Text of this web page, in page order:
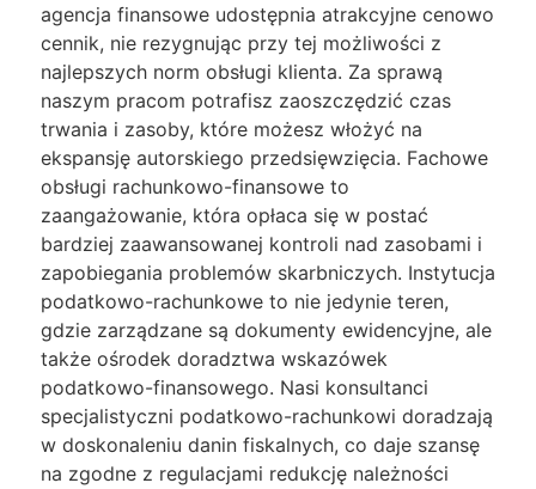
agencja finansowe udostępnia atrakcyjne cenowo
cennik, nie rezygnując przy tej możliwości z
najlepszych norm obsługi klienta. Za sprawą
naszym pracom potrafisz zaoszczędzić czas
trwania i zasoby, które możesz włożyć na
ekspansję autorskiego przedsięwzięcia. Fachowe
obsługi rachunkowo-finansowe to
zaangażowanie, która opłaca się w postać
bardziej zaawansowanej kontroli nad zasobami i
zapobiegania problemów skarbniczych. Instytucja
podatkowo-rachunkowe to nie jedynie teren,
gdzie zarządzane są dokumenty ewidencyjne, ale
także ośrodek doradztwa wskazówek
podatkowo-finansowego. Nasi konsultanci
specjalistyczni podatkowo-rachunkowi doradzają
w doskonaleniu danin fiskalnych, co daje szansę
na zgodne z regulacjami redukcję należności